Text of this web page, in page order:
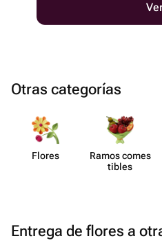
Otras categorías
Flores
Ramos comes​
tibles
Entrega de flores a